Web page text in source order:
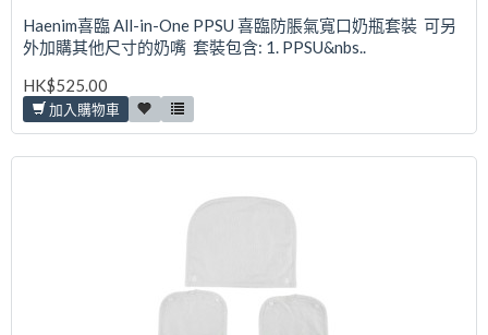
Haenim喜臨 All-in-One PPSU 喜臨防脹氣寬口奶瓶套裝 可另
外加購其他尺寸的奶嘴 套裝包含: 1. PPSU&nbs..
HK$525.00
加入購物車